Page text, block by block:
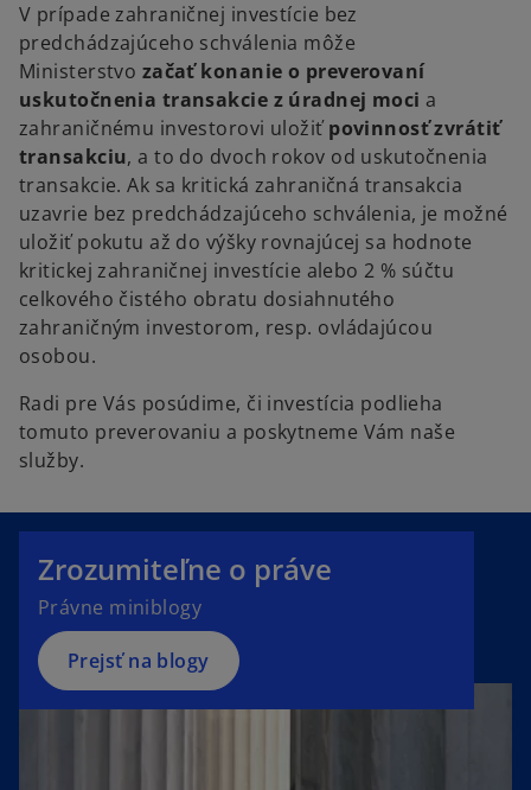
V prípade zahraničnej investície bez
predchádzajúceho schválenia môže
Ministerstvo začať konanie o preverovaní
uskutočnenia transakcie z úradnej moci a
zahraničnému investorovi uložiťpovinnosť zvrátiť
transakciu, a to do dvoch rokov od uskutočnenia
transakcie. Ak sa kritická zahraničná transakcia
uzavrie bez predchádzajúceho schválenia, je možné
uložiť pokutu až do výšky rovnajúcej sa hodnote
kritickej zahraničnej investície alebo 2 % súčtu
celkového čistého obratu dosiahnutého
zahraničným investorom, resp. ovládajúcou
osobou.
Radi pre Vás posúdime, či investícia podlieha
tomuto preverovaniu a poskytneme Vám naše
služby.
Zrozumiteľne o práve
Právne miniblogy
Prejsť na blogy